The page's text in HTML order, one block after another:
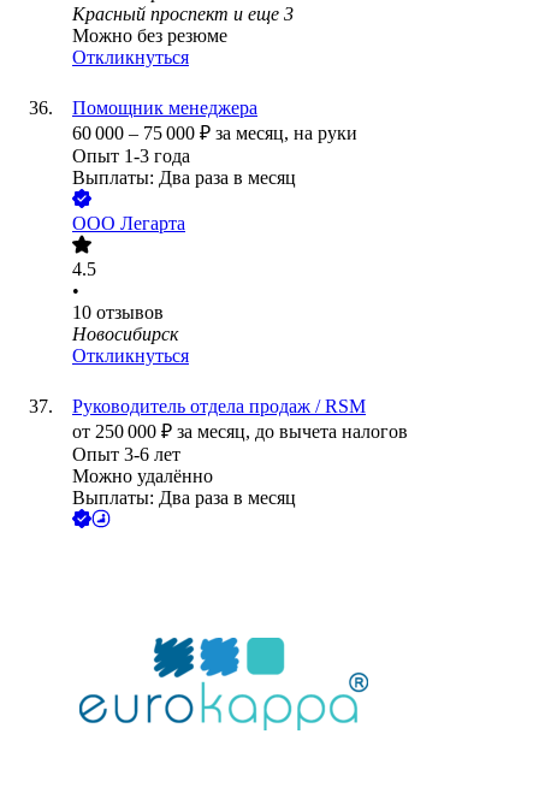
Красный проспект и еще 3
Можно без резюме
Откликнуться
Помощник менеджера
60 000 – 75 000 ₽ за месяц, на руки
Опыт 1-3 года
Выплаты: Два раза в месяц
ООО Легарта
4.5
•
10 отзывов
Новосибирск
Откликнуться
Руководитель отдела продаж / RSM
от 250 000 ₽ за месяц, до вычета налогов
Опыт 3-6 лет
Можно удалённо
Выплаты: Два раза в месяц